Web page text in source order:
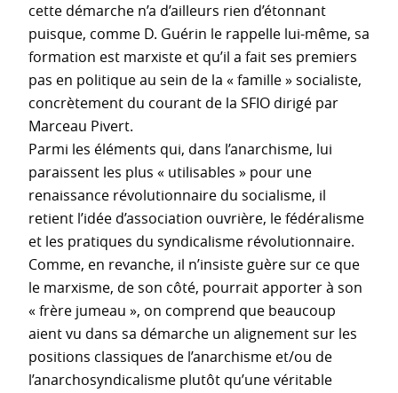
cette démarche n’a d’ailleurs rien d’étonnant
puisque, comme D. Guérin le rappelle lui-même, sa
formation est marxiste et qu’il a fait ses premiers
pas en politique au sein de la « famille » socialiste,
concrètement du courant de la SFIO dirigé par
Marceau Pivert.
Parmi les éléments qui, dans l’anarchisme, lui
paraissent les plus « utilisables » pour une
renaissance révolutionnaire du socialisme, il
retient l’idée d’association ouvrière, le fédéralisme
et les pratiques du syndicalisme révolutionnaire.
Comme, en revanche, il n’insiste guère sur ce que
le marxisme, de son côté, pourrait apporter à son
« frère jumeau », on comprend que beaucoup
aient vu dans sa démarche un alignement sur les
positions classiques de l’anarchisme et/ou de
l’anarchosyndicalisme plutôt qu’une véritable